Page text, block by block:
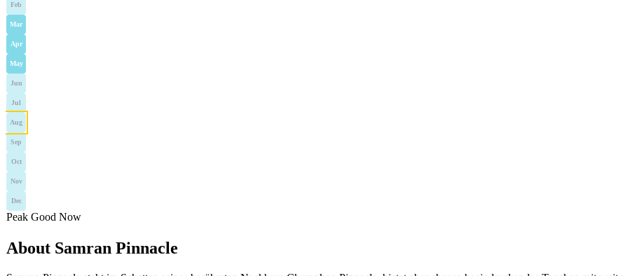
Feb
Mar
Apr
May
Jun
Jul
Aug
Sep
Oct
Nov
Dec
Peak Good Now
About Samran Pinnacle